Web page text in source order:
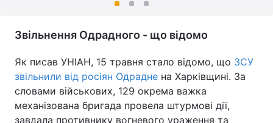
Звільнення Одрадного - що відомо
Як писав УНІАН, 15 травня стало відомо, що ЗСУ
звільнили від росіян Одрадне на Харківщині. За
словами військових, 129 окрема важка
механізована бригада провела штурмові дії,
завдала противнику вогневого ураження та